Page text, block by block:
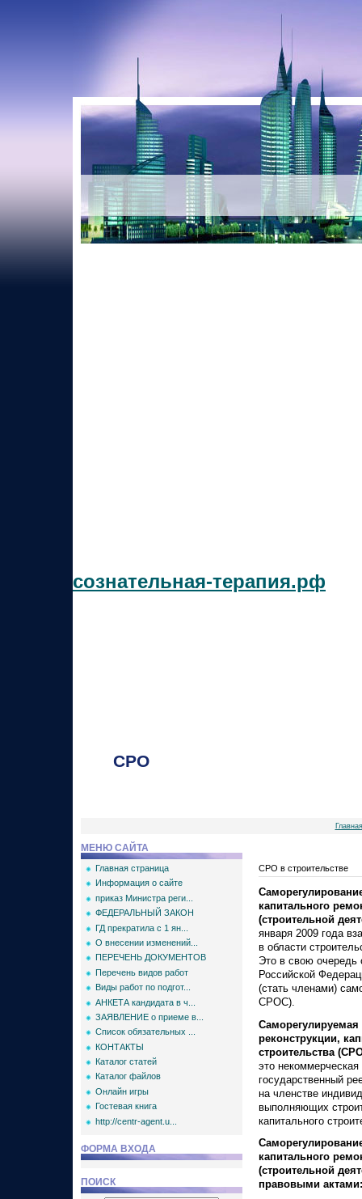
сознательная-терапия.рф
СРО
Главная
МЕНЮ САЙТА
Главная страница
Информация о сайте
приказ Министра реги...
ФЕДЕРАЛЬНЫЙ ЗАКОН
ГД прекратила с 1 ян...
О внесении изменений...
ПЕРЕЧЕНЬ ДОКУМЕНТОВ
Перечень видов работ
Виды работ по подгот...
АНКЕТА кандидата в ч...
ЗАЯВЛЕНИЕ о приеме в...
Список обязательных ...
КОНТАКТЫ
Каталог статей
Каталог файлов
Онлайн игры
Гостевая книга
http://centr-agent.u...
ФОРМА ВХОДА
ПОИСК
СРО в строительстве
капитального
(строительной
января 2009 года
в области
Это в свою очередь
Российской
(стать членами)
СРОС).
Саморегулируемая
реконструкции,
строительства
это
государственный
на членстве
выполняющих
капитального
капитального
(строительной
правовыми актами: